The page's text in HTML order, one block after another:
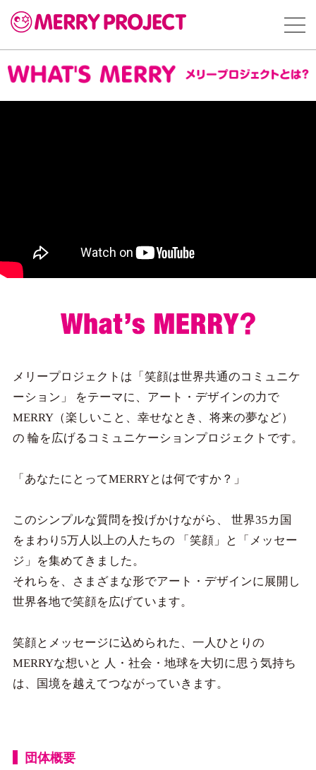
メリープロジェクトは「笑顔は世界共通のコミュニケ
ーション」 をテーマに、アート・デザインの力で
MERRY（楽しいこと、幸せなとき、将来の夢など）
の 輪を広げるコミュニケーションプロジェクトです。
「あなたにとってMERRYとは何ですか？」
このシンプルな質問を投げかけながら、 世界35カ国
をまわり5万人以上の人たちの 「笑顔」と「メッセー
ジ」を集めてきました。
それらを、さまざまな形でアート・デザインに展開し
世界各地で笑顔を広げています。
笑顔とメッセージに込められた、一人ひとりの
MERRYな想いと 人・社会・地球を大切に思う気持ち
は、国境を越えてつながっていきます。
団体概要